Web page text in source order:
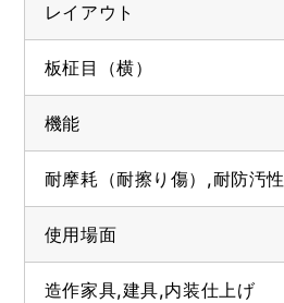
レイアウト
板柾目（横）
機能
耐摩耗（耐擦り傷）,耐防汚性
使用場面
造作家具,建具,内装仕上げ